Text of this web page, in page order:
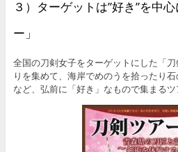
３）ターゲットは”好き”を中
ー」
全国の刀剣女子をターゲットにした「
りを集めて、海岸でめのうを拾ったり
など、弘前に「好き」なもので集まるツ